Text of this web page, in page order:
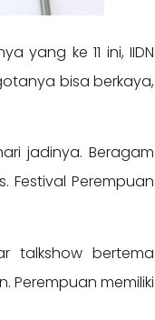
yang ke 11 ini, IIDN
bisa berkaya,
jadinya. Beragam
Festival Perempuan
talkshow bertema
Perempuan memiliki